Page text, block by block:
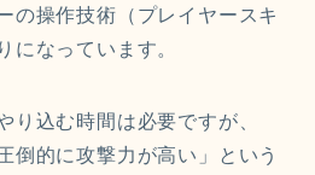
の操作技術（プレイヤースキ
になっています。
り込む時間は必要ですが、
倒的に攻撃力が高い」という